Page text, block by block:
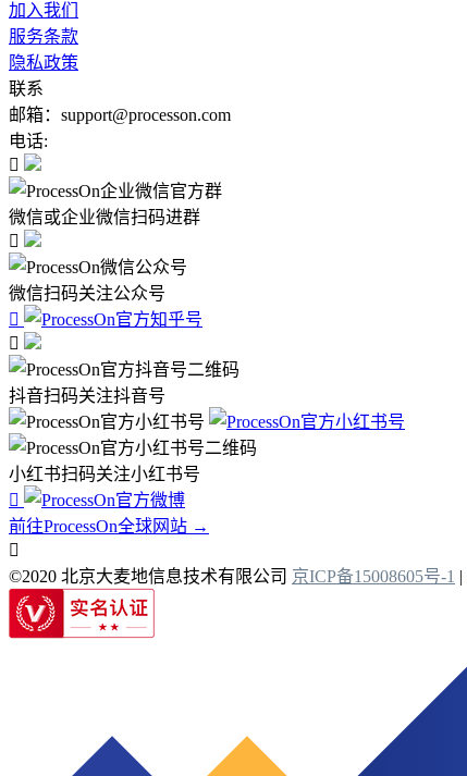
加入我们
服务条款
隐私政策
联系
邮箱：support@processon.com
电话:

微信或企业微信扫码进群

微信扫码关注公众号


抖音扫码关注抖音号
小红书扫码关注小红书号

前往ProcessOn全球网站 →

©2020 北京大麦地信息技术有限公司 京ICP备15008605号-1 |